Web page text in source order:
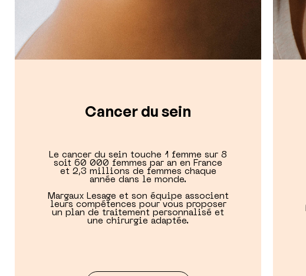
Cancer du sein
Le cancer du sein touche 1 femme sur 8
soit 60 000 femmes par an en France
et 2,3 millions de femmes chaque
année dans le monde.
Margaux Lesage et son équipe associent
leurs compétences pour vous proposer
un plan de traitement personnalisé et
une chirurgie adaptée.